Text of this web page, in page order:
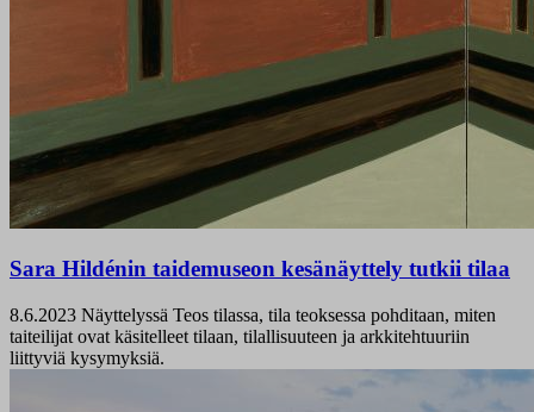
Sara Hildénin taidemuseon kesänäyttely tutkii tilaa
8.6.2023 Näyttelyssä Teos tilassa, tila teoksessa pohditaan, miten
taiteilijat ovat käsitelleet tilaan, tilallisuuteen ja arkkitehtuuriin
liittyviä kysymyksiä.